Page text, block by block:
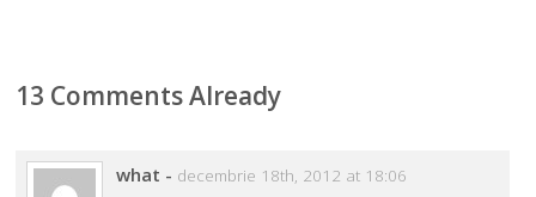
13 Comments Already
what - decembrie 18th, 2012 at 18:06